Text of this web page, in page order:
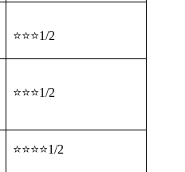
⭐⭐⭐1/2
⭐⭐⭐1/2
⭐⭐⭐⭐1/2